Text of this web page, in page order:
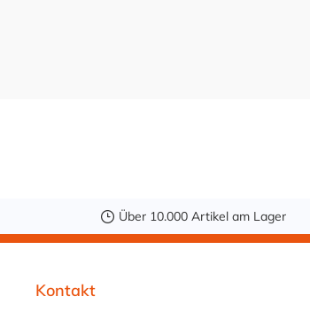
Über 10.000 Artikel am Lager
Kontakt